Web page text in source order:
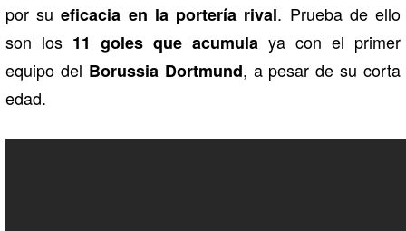
por sueficacia en la portería rival. Prueba de ello
son los 11 goles que acumula ya con el primer
equipo del Borussia Dortmund, a pesar de su corta
edad.